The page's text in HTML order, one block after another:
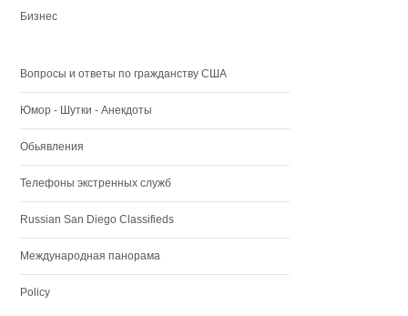
Бизнес
Вопросы и ответы по гражданству США
Юмор - Шутки - Анекдоты
Обьявления
Телефоны экстренных служб
Russian San Diego Classifieds
Международная панорама
Policy